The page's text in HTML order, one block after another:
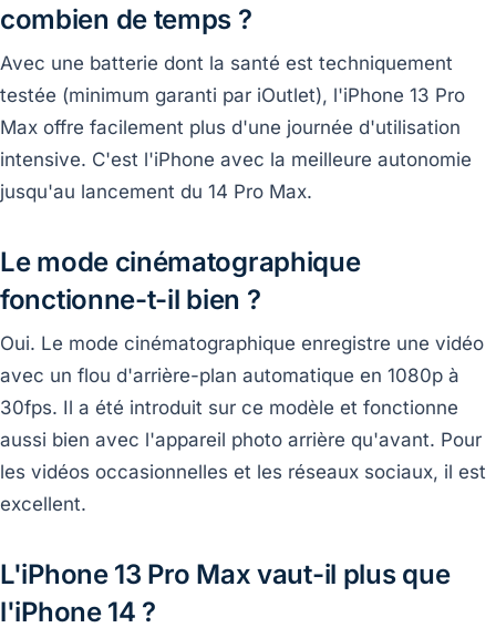
combien de temps ?
Avec une batterie dont la santé est techniquement
testée (minimum garanti par iOutlet), l'iPhone 13 Pro
Max offre facilement plus d'une journée d'utilisation
intensive. C'est l'iPhone avec la meilleure autonomie
jusqu'au lancement du 14 Pro Max.
Le mode cinématographique
fonctionne-t-il bien ?
Oui. Le mode cinématographique enregistre une vidéo
avec un flou d'arrière-plan automatique en 1080p à
30fps. Il a été introduit sur ce modèle et fonctionne
aussi bien avec l'appareil photo arrière qu'avant. Pour
les vidéos occasionnelles et les réseaux sociaux, il est
excellent.
L'iPhone 13 Pro Max vaut-il plus que
l'iPhone 14 ?